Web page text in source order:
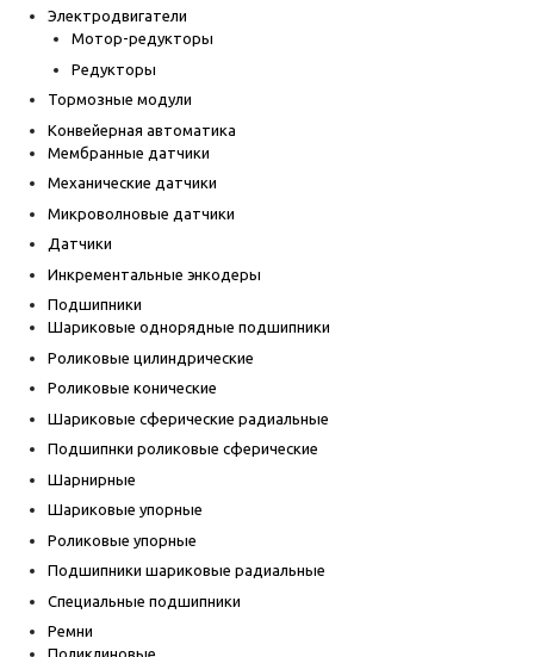
Электродвигатели
Мотор-редукторы
Редукторы
Тормозные модули
Конвейерная автоматика
Мембранные датчики
Механические датчики
Микроволновые датчики
Датчики
Инкрементальные энкодеры
Подшипники
Шариковые однорядные подшипники
Роликовые цилиндрические
Роликовые конические
Шариковые сферические радиальные
Подшипнки роликовые сферические
Шарнирные
Шариковые упорные
Роликовые упорные
Подшипники шариковые радиальные
Специальные подшипники
Ремни
Поликлиновые